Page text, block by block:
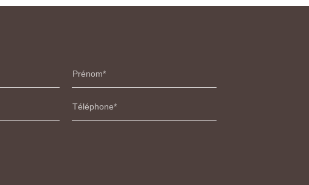
Prénom
Téléphone